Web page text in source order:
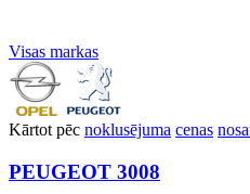
Visas markas
Kārtot pēc noklusējuma cenas
PEUGEOT 3008